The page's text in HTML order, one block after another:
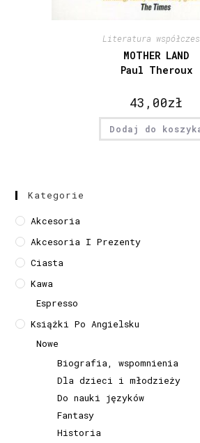
Literatura
MOTHER LAND
Paul Theroux
43,00zł
Dodaj do
Kategorie
Akcesoria
Akcesoria I Prezenty
Ciasta
Kawa
Espresso
Książki Po Angielsku
Nowe
Biografia, wspomnienia
Dla dzieci i młodzieży
Do nauki języków
Fantasy
Historia